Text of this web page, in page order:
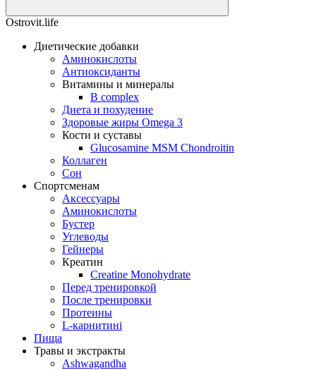
Ostrovit.life
Диетические добавки
Аминокислоты
Антиоксиданты
Витамины и минералы
B complex
Диета и похудение
Здоровые жиры Omega 3
Кости и суставы
Glucosamine MSM Chondroitin
Коллаген
Сон
Спортсменам
Аксессуары
Аминокислоты
Бустер
Углеводы
Гейнеры
Креатин
Creatine Monohydrate
Перед тренировкой
После тренировки
Протеины
L-карнитині
Пища
Травы и экстракты
Ashwagandha